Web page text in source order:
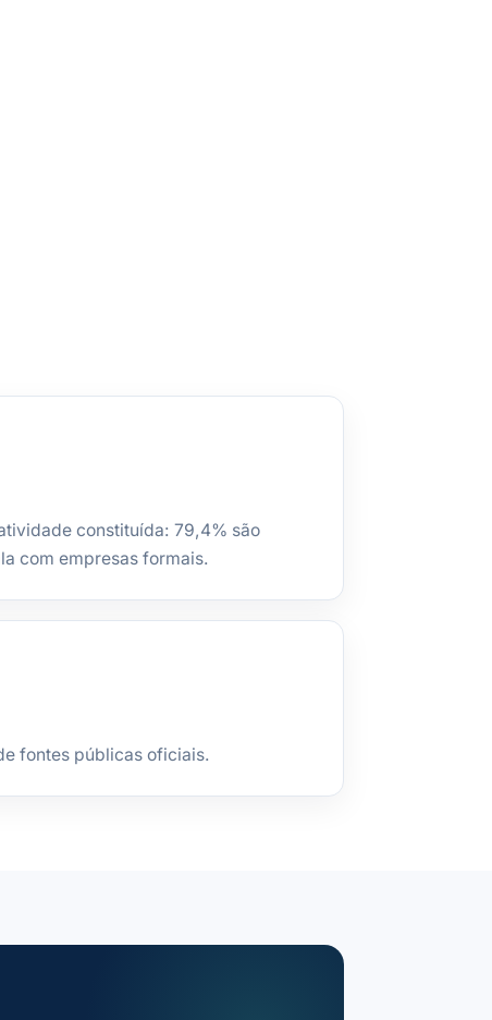
constituída: 79,4% são
com empresas formais.
fontes públicas oficiais.